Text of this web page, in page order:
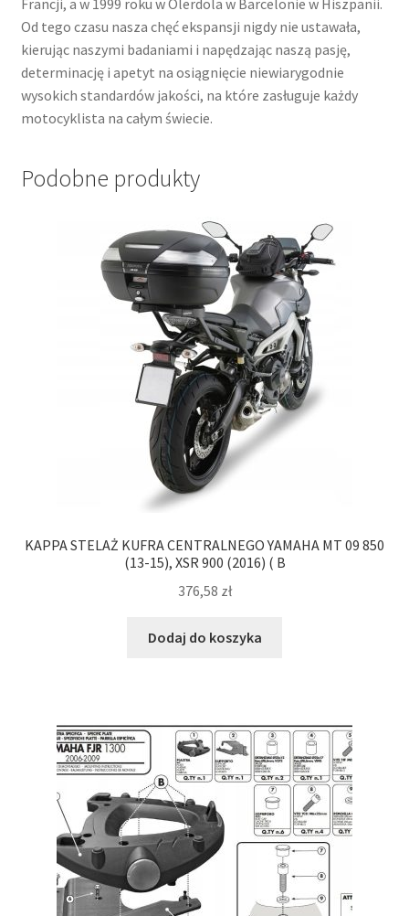
Od tego czasu nasza chęć ekspansji nigdy nie ustawała,
kierując naszymi badaniami i napędzając naszą pasję,
determinację i apetyt na osiągnięcie niewiarygodnie
wysokich standardów jakości, na które zasługuje każdy
motocyklista na całym świecie.
Podobne produkty
KAPPA STELAŻ KUFRA CENTRALNEGO YAMAHA MT 09 850
(13-15), XSR 900 (2016) ( B
376,58 zł
Dodaj do koszyka